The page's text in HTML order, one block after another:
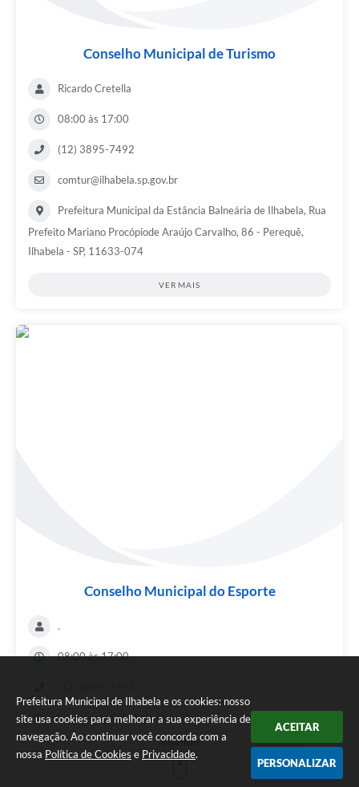
Prefeitura Municipal de Ilhabela e os cookies: nosso
site usa cookies para melhorar a sua experiência de
navegação. Ao continuar você concorda com a
nossa Política de Cookies e Privacidade.
ACEITAR
PERSONALIZAR
Conselho Municipal de Turismo
Ricardo Cretella
08:00 às 17:00
(12) 3895-7492
comtur@ilhabela.sp.gov.br
Prefeitura Municipal da Estância Balneária de Ilhabela, Rua
Prefeito Mariano Procópiode Araújo Carvalho, 86 - Perequê,
Ilhabela - SP, 11633-074
VER MAIS
Conselho Municipal do Esporte
.
08:00 às 17:00
conesporte@ilhabela.sp.gov.br
Prefeitura Municipal da Estância Balneária de Ilhabela,
Rua Prefeito Mariano Procópiode Araújo Carvalho, 86 - Perequê,
Veja mais